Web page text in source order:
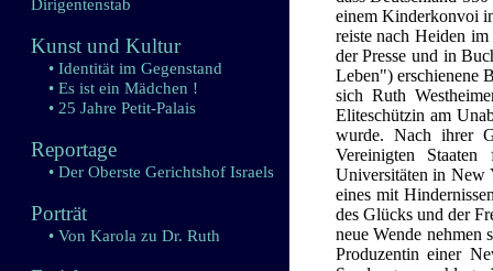
Dirigentenstab
Kunst und Kultur
• Identität im Gegenstand
• Es ist ein Mädchen !
• 25 Jahre Petit-Palais
Reportage
• Der Oberste Gerichtshof Israels
Porträt
• Von Karola zu Dr. Ruth
einem Kinderkonvoi
reiste nach Heiden
der Presse und in
Leben") erschienene
sich Ruth
Eliteschützin am
wurde. Nach ihrer
Vereinigten
Universitäten in New
eines mit
des Glücks und der
neue Wende
Produzentin einer